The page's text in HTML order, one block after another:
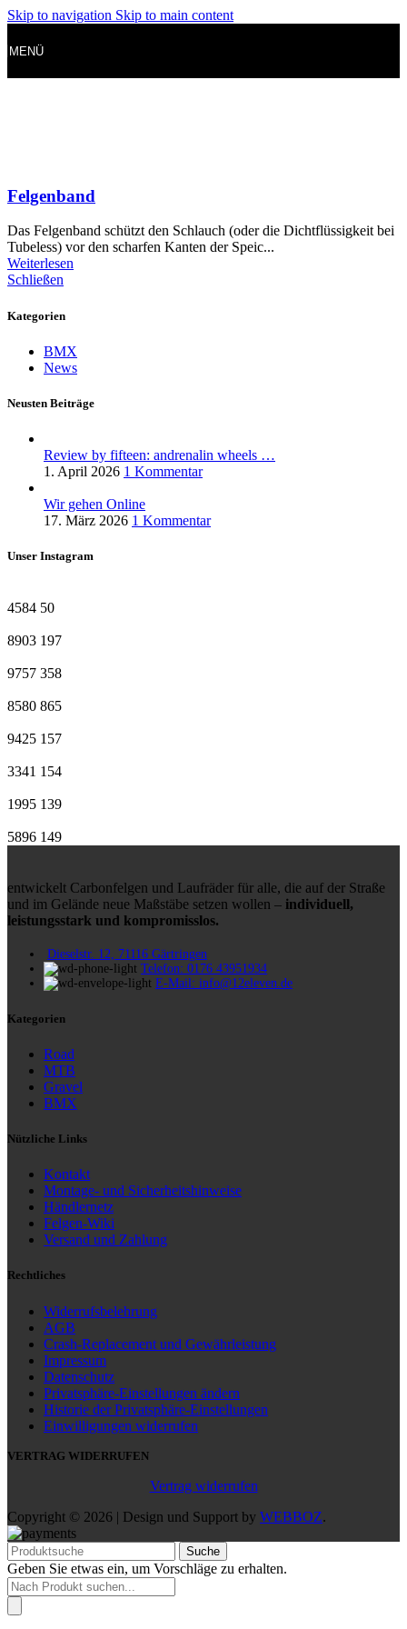
Skip to navigation Skip to main content
MENÜ
Felgenband
Das Felgenband schützt den Schlauch (oder die Dichtflüssigkeit bei
Tubeless) vor den scharfen Kanten der Speic...
Weiterlesen
Schließen
Kategorien
BMX
News
Neusten Beiträge
Review by fifteen: andrenalin wheels …
1. April 2026 1 Kommentar
Wir gehen Online
17. März 2026 1 Kommentar
Unser Instagram
4584 50
8903 197
9757 358
8580 865
9425 157
3341 154
1995 139
5896 149
entwickelt Carbonfelgen und Laufräder für alle, die auf der Straße
und im Gelände neue Maßstäbe setzen wollen – individuell,
leistungsstark und kompromisslos.
Dieselstr. 12, 71116 Gärtringen
Telefon: 0176 43951934
E-Mail: info@12eleven.de
Kategorien
Road
MTB
Gravel
BMX
Nützliche Links
Kontakt
Montage- und Sicherheitshinweise
Händlernetz
Felgen-Wiki
Versand und Zahlung
Rechtliches
Widerrufsbelehrung
AGB
Crash-Replacement und Gewährleistung
Impressum
Datenschutz
Privatsphäre-Einstellungen ändern
Historie der Privatsphäre-Einstellungen
Einwilligungen widerrufen
VERTRAG WIDERRUFEN
Vertrag widerrufen
Copyright © 2026 | Design und Support by WEBBOZ.
Suche
Geben Sie etwas ein, um Vorschläge zu erhalten.
Products
search